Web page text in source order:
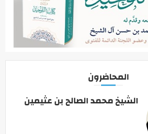
المحاضرون
الشيخ محمد الصالح بن عثيمين